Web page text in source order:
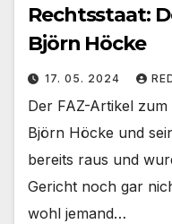
Rechtsstaat:
Björn Höcke
17. 05. 2024
Der FAZ-Artikel
Björn Höcke und
bereits raus und
Gericht noch gar
wohl jemand…